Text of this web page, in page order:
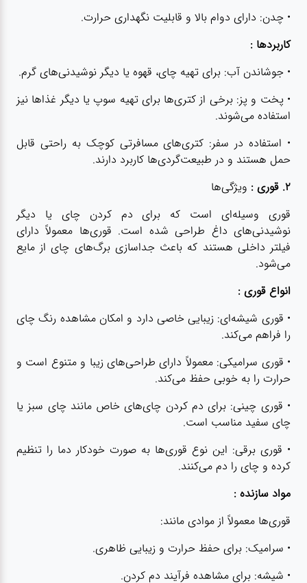
• چدن: دارای دوام بالا و قابلیت نگهداری حرارت.
کاربردها :
• جوشاندن آب: برای تهیه چای، قهوه یا دیگر نوشیدنی‌های گرم.
• پخت و پز: برخی از کتری‌ها برای تهیه سوپ یا دیگر غذاها نیز
استفاده می‌شوند.
• استفاده در سفر: کتری‌های مسافرتی کوچک به راحتی قابل
حمل هستند و در طبیعت‌گردی‌ها کاربرد دارند.
۲. قوری :
ویژگی‌ها
قوری وسیله‌ای است که برای دم کردن چای یا دیگر
نوشیدنی‌های داغ طراحی شده است. قوری‌ها معمولاً دارای
فیلتر داخلی هستند که باعث جداسازی برگ‌های چای از مایع
می‌شود.
انواع قوری :
• قوری شیشه‌ای: زیبایی خاصی دارد و امکان مشاهده رنگ چای
را فراهم می‌کند.
• قوری سرامیکی: معمولاً دارای طراحی‌های زیبا و متنوع است و
حرارت را به خوبی حفظ می‌کند.
• قوری چینی: برای دم کردن چای‌های خاص مانند چای سبز یا
چای سفید مناسب است.
• قوری برقی: این نوع قوری‌ها به صورت خودکار دما را تنظیم
کرده و چای را دم می‌کنند.
مواد سازنده :
قوری‌ها معمولاً از موادی مانند:
• سرامیک: برای حفظ حرارت و زیبایی ظاهری.
• شیشه: برای مشاهده فرآیند دم کردن.